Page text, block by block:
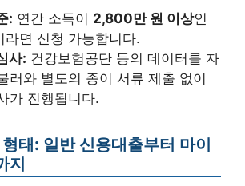
: 연간 소득이 2,800만 원 이상인
라면 신청 가능합니다.
사: 건강보험공단 등의 데이터를 자
러와 별도의 종이 서류 제출 없이
가 진행됩니다.
태: 일반 신용대출부터 마이
지